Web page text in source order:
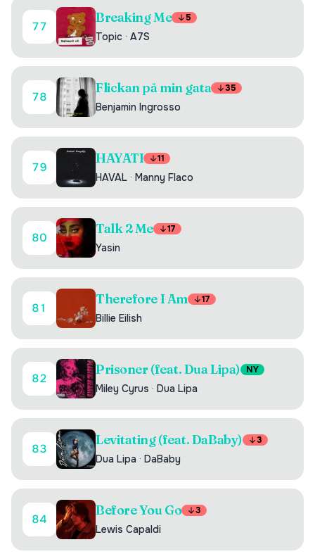
77
Breaking Me 5
Topic · A7S
78
Flickan på min gata 35
Benjamin Ingrosso
79
HAYATI 11
HAVAL · Manny Flaco
80
Talk 2 Me 17
Yasin
81
Therefore I Am 17
Billie Eilish
82
Prisoner (feat. Dua Lipa) NY
Miley Cyrus · Dua Lipa
83
Levitating (feat. DaBaby) 3
Dua Lipa · DaBaby
84
Before You Go 3
Lewis Capaldi